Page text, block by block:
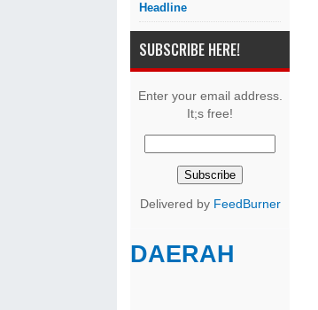
Headline
SUBSCRIBE HERE!
Enter your email address.
It;s free!
Delivered by FeedBurner
DAERAH